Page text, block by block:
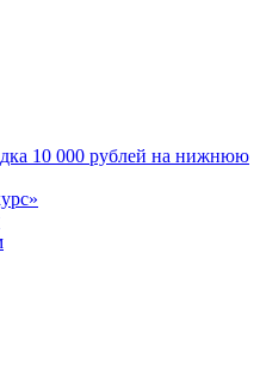
10 000 рублей на нижнюю